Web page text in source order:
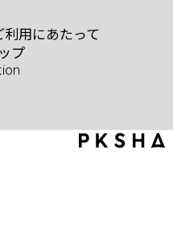
利用にあたって
プ